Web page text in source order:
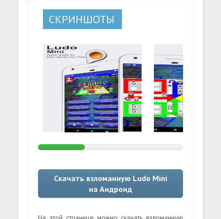
СКРИНШОТЫ
Скачать взломанную Ludo Mini
на Андроид